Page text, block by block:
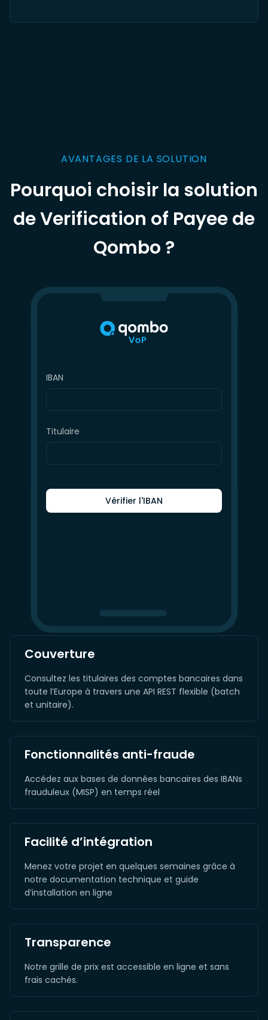
AVANTAGES DE LA SOLUTION
Pourquoi choisir la solution
de Verification of Payee de
Qombo ?
IBAN
Titulaire
Vérifier l'IBAN
Couverture
Consultez les titulaires des comptes bancaires dans
toute l’Europe à travers une API REST flexible (batch
et unitaire).
Fonctionnalités anti-fraude
Accédez aux bases de données bancaires des IBANs
frauduleux (MISP) en temps réel
Facilité d’intégration
Menez votre projet en quelques semaines grâce à
notre documentation technique et guide
d’installation en ligne
Transparence
Notre grille de prix est accessible en ligne et sans
frais cachés.